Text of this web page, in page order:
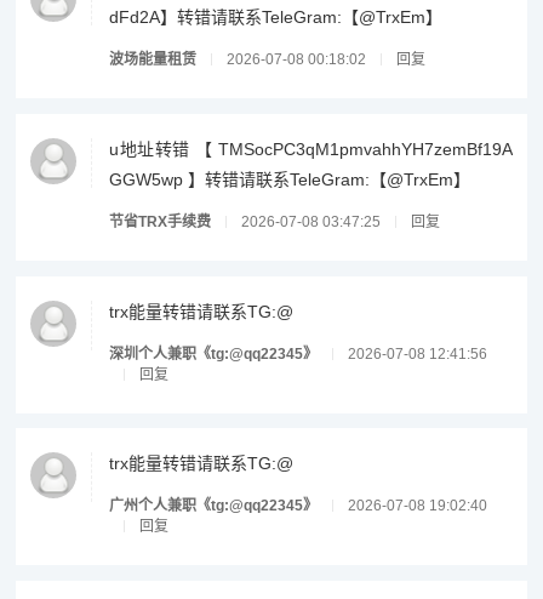
dFd2A】转错请联系TeleGram:【@TrxEm】
波场能量租赁 2026-07-08 00:18:02 回复
u地址转错 【 TMSocPC3qM1pmvahhYH7zemBf19A
GGW5wp 】转错请联系TeleGram:【@TrxEm】
节省TRX手续费 2026-07-08 03:47:25 回复
trx能量转错请联系TG:@
深圳个人兼职《tg:@qq22345》
2026-07-08 12:41:56
回复
trx能量转错请联系TG:@
广州个人兼职《tg:@qq22345》
2026-07-08 19:02:40
回复